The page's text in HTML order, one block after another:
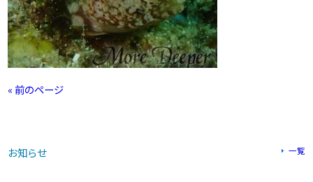
« 前のページ
お知らせ 一覧